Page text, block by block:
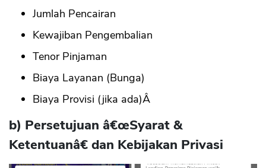
Jumlah Pencairan
Kewajiban Pengembalian
Tenor Pinjaman
Biaya Layanan (Bunga)
Biaya Provisi (jika ada)Â
b) Persetujuan â€œSyarat &
Ketentuanâ€ dan Kebijakan Privasi